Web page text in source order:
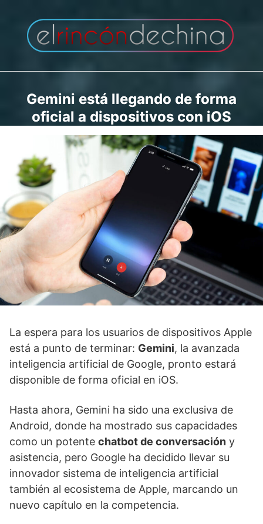
contenido
Gemini está llegando de forma
oficial a dispositivos con iOS
La espera para los usuarios de dispositivos Apple
está a punto de terminar: Gemini, la avanzada
inteligencia artificial de Google, pronto estará
disponible de forma oficial en iOS.
Hasta ahora, Gemini ha sido una exclusiva de
Android, donde ha mostrado sus capacidades
como un potente chatbot de conversación y
asistencia, pero Google ha decidido llevar su
innovador sistema de inteligencia artificial
también al ecosistema de Apple, marcando un
nuevo capítulo en la competencia.